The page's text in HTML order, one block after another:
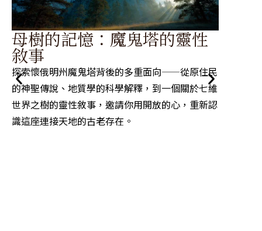
母樹的記憶：魔鬼塔的靈性
敘事
探索懷俄明州魔鬼塔背後的多重面向——從原住民
的神聖傳說、地質學的科學解釋，到一個關於七維
世界之樹的靈性敘事，邀請你用開放的心，重新認
識這座連接天地的古老存在。